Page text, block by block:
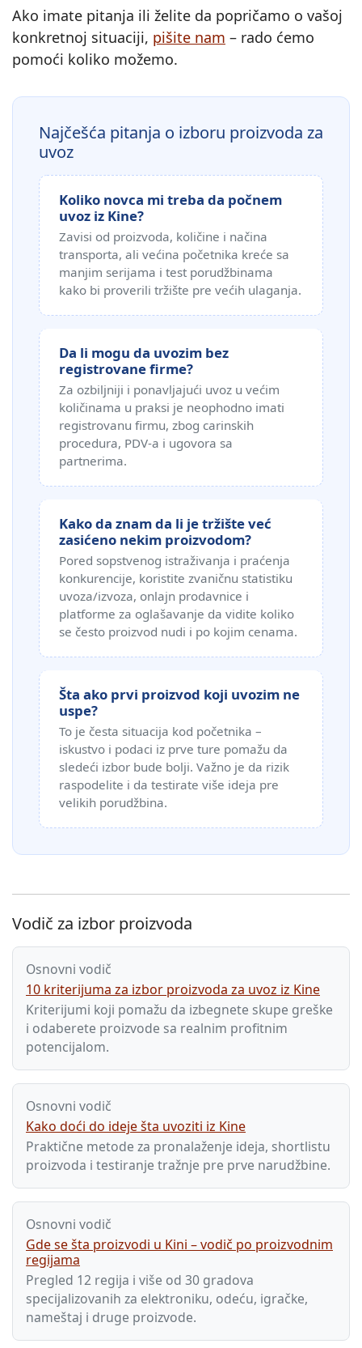
Ako imate pitanja ili želite da popričamo o vašoj
konkretnoj situaciji, pišite nam – rado ćemo
pomoći koliko možemo.
Najčešća pitanja o izboru proizvoda za
uvoz
Koliko novca mi treba da počnem
uvoz iz Kine?
Zavisi od proizvoda, količine i načina
transporta, ali većina početnika kreće sa
manjim serijama i test porudžbinama
kako bi proverili tržište pre većih ulaganja.
Da li mogu da uvozim bez
registrovane firme?
Za ozbiljniji i ponavljajući uvoz u većim
količinama u praksi je neophodno imati
registrovanu firmu, zbog carinskih
procedura, PDV‑a i ugovora sa
partnerima.
Kako da znam da li je tržište već
zasićeno nekim proizvodom?
Pored sopstvenog istraživanja i praćenja
konkurencije, koristite zvaničnu statistiku
uvoza/izvoza, onlajn prodavnice i
platforme za oglašavanje da vidite koliko
se često proizvod nudi i po kojim cenama.
Šta ako prvi proizvod koji uvozim ne
uspe?
To je česta situacija kod početnika –
iskustvo i podaci iz prve ture pomažu da
sledeći izbor bude bolji. Važno je da rizik
raspodelite i da testirate više ideja pre
velikih porudžbina.
Vodič za izbor proizvoda
Osnovni vodič
10 kriterijuma za izbor proizvoda za uvoz iz Kine
Kriterijumi koji pomažu da izbegnete skupe greške
i odaberete proizvode sa realnim profitnim
potencijalom.
Osnovni vodič
Kako doći do ideje šta uvoziti iz Kine
Praktične metode za pronalaženje ideja, shortlistu
proizvoda i testiranje tražnje pre prve narudžbine.
Osnovni vodič
Gde se šta proizvodi u Kini – vodič po proizvodnim
regijama
Pregled 12 regija i više od 30 gradova
specijalizovanih za elektroniku, odeću, igračke,
nameštaj i druge proizvode.